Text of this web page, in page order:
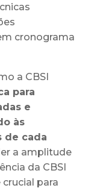
cronograma
a CBSI
para
e
às
de cada
a amplitude
da CBSI
para